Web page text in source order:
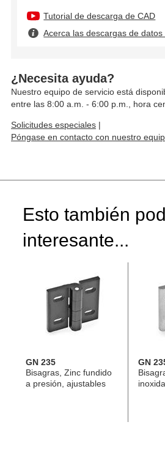
Tutorial de descarga de CAD
Acerca las descargas de datos
¿Necesita ayuda?
Nuestro equipo de servicio está
entre las 8:00 a.m. - 6:00 p.m., hora
Solicitudes especiales |
Póngase en contacto con nuestro
Esto también
interesante...
GN 235
Bisagras, Zinc fundido
a presión, ajustables
GN